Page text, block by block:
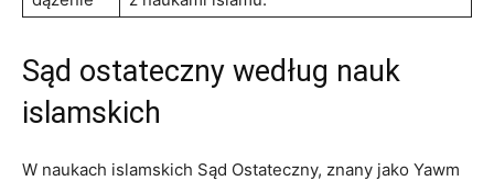
Sąd ostateczny według nauk
islamskich
W naukach islamskich Sąd Ostateczny, znany jako⁣ Yawm